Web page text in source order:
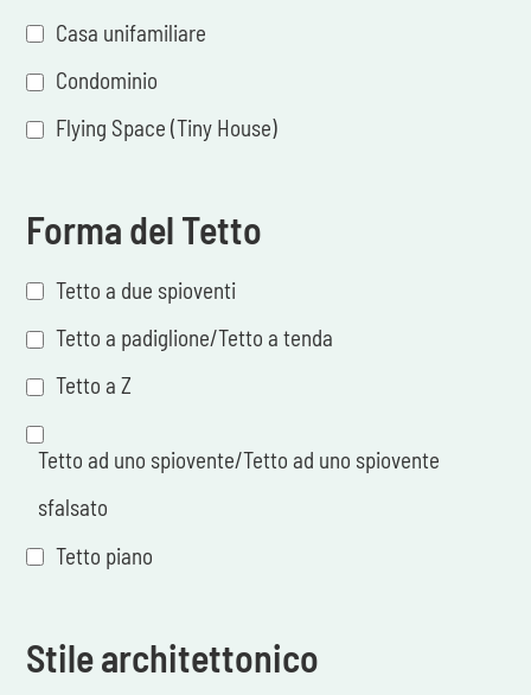
Casa unifamiliare
Condominio
Flying Space (Tiny House)
Forma del Tetto
Tetto a due spioventi
Tetto a padiglione/Tetto a tenda
Tetto a Z
Tetto ad uno spiovente/Tetto ad uno spiovente
sfalsato
Tetto piano
Stile architettonico